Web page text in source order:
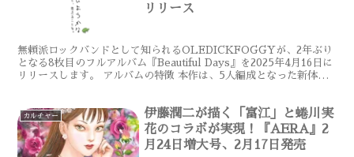
リリース
無頼派ロックバンドとして知られるOLEDICKFOGGYが、2年ぶり
となる8枚目のフルアルバム『Beautiful Days』を2025年4月16日に
リリースします。 アルバムの特徴 本作は、5人編成となった新体制
カルチャー
伊藤潤二が描く「富江」と蜷川実
花のコラボが実現！『AERA』2
月24日増大号、2月17日発売